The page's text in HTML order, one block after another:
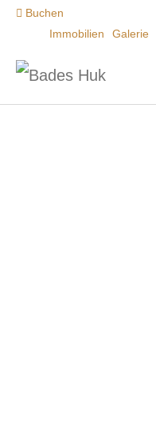
Zum Hauptinhalt springen
Buchen
Immobilien
Galerie